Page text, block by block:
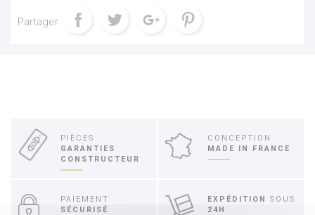
Partager
PIÈCES
GARANTIES
CONSTRUCTEUR
CONCEPTION
MADE IN FRANCE
PAIEMENT
SÉCURISÉ
EXPÉDITION
SOUS
24H